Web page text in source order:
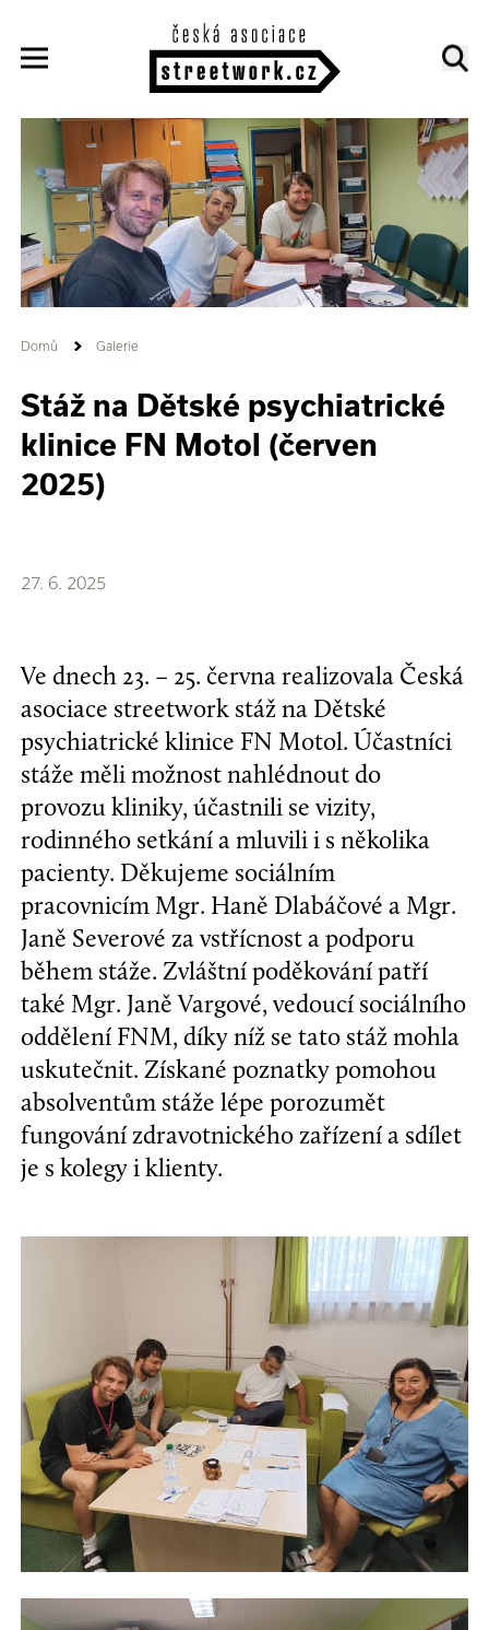
Domů Galerie
Stáž na Dětské psychiatrické
klinice FN Motol (červen
2025)
27. 6. 2025
Ve dnech 23. – 25. června realizovala Česká
asociace streetwork stáž na Dětské
psychiatrické klinice FN Motol. Účastníci
stáže měli možnost nahlédnout do
provozu kliniky, účastnili se vizity,
rodinného setkání a mluvili i s několika
pacienty. Děkujeme sociálním
pracovnicím Mgr. Haně Dlabáčové a Mgr.
Janě Severové za vstřícnost a podporu
během stáže. Zvláštní poděkování patří
také Mgr. Janě Vargové, vedoucí sociálního
oddělení FNM, díky níž se tato stáž mohla
uskutečnit. Získané poznatky pomohou
absolventům stáže lépe porozumět
fungování zdravotnického zařízení a sdílet
je s kolegy i klienty.